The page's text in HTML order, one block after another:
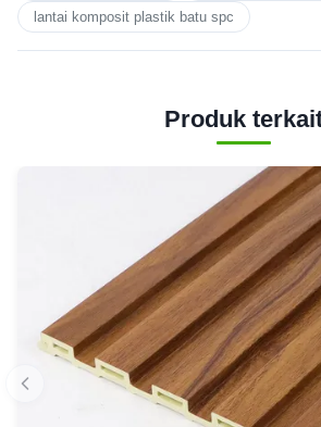
lantai komposit plastik batu spc
Produk